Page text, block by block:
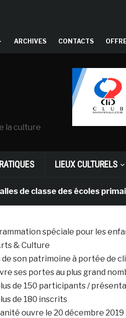
ARCHIVES CONTACTS
la culture
LIEUX CULTURELS
classe des écoles primaires
spéciale pour les
& Culture
son patrimoine à portée de
ses portes au plus grand
de 150 participants /
de 180 inscrits
ouvre le 20 décembre 2019